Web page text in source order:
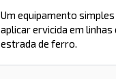
Um equipamento simples
aplicar ervicida em linhas
estrada de ferro.